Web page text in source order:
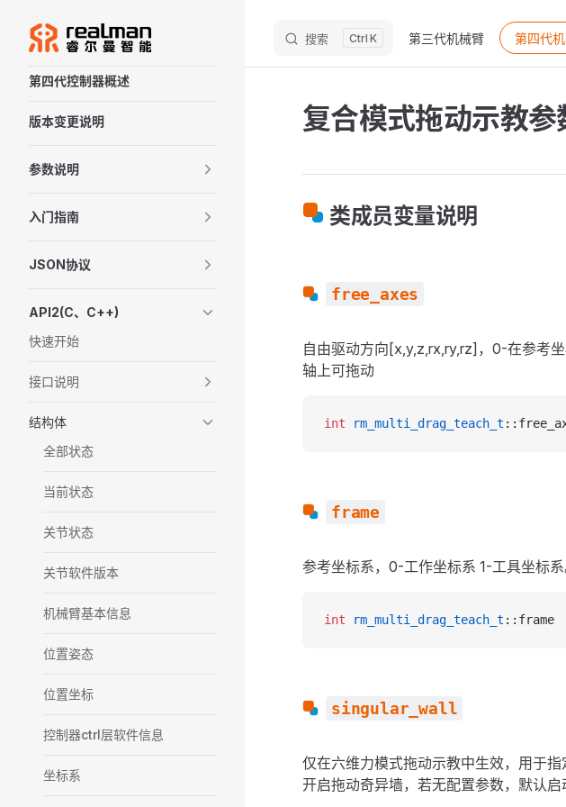
Skip to content
搜索 K 第三代机械臂 第四代
第四代控制器概述
版本变更说明
参数说明
入门指南
JSON协议
API2(C、C++)
快速开始
接口说明
结构体
全部状态
当前状态
关节状态
关节软件版本
机械臂基本信息
位置姿态
位置坐标
控制器ctrl层软件信息
坐标系
复合模式拖动示教参
类成员变量说明
free_axes
自由驱动方向[x,y,z,rx,ry,rz]，0-在参考
轴上可拖动
int rm_multi_drag_teach_t
frame
参考坐标系，0-工作坐标系 1-工具坐标系
int rm_multi_drag_teach_t ::frame
singular_wall
仅在六维力模式拖动示教中生效，用于
开启拖动奇异墙，若无配置参数，默认